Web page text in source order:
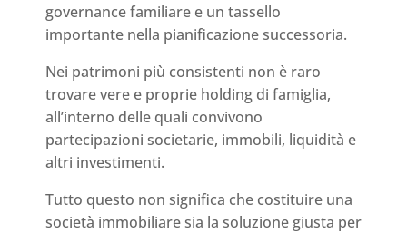
governance familiare e un tassello
importante nella pianificazione successoria.
Nei patrimoni più consistenti non è raro
trovare vere e proprie holding di famiglia,
all’interno delle quali convivono
partecipazioni societarie, immobili, liquidità e
altri investimenti.
Tutto questo non significa che costituire una
società immobiliare sia la soluzione giusta per